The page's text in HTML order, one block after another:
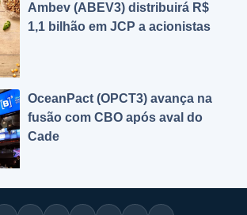
Ambev (ABEV3) distribuirá R$
1,1 bilhão em JCP a acionistas
OceanPact (OPCT3) avança na
fusão com CBO após aval do
Cade